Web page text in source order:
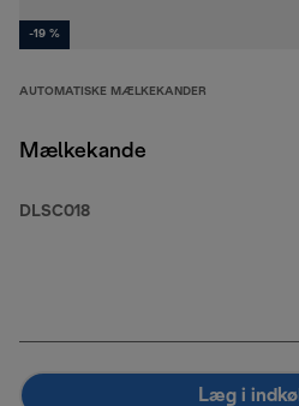
-19 %
AUTOMATISKE MÆLKEKANDER
Mælkekande
DLSC018
Læg i